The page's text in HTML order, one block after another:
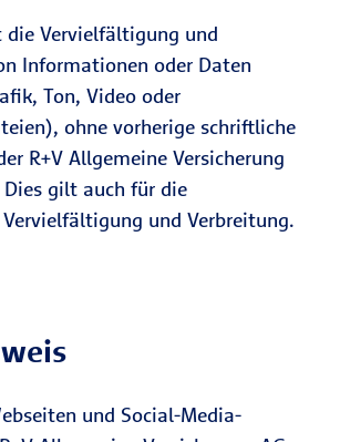
die Vervielfältigung und
Informationen oder Daten
Ton, Video oder
ohne vorherige schriftliche
R+V Allgemeine Versicherung
gilt auch für die
Vervielfältigung und Verbreitung.
und Social-Media-